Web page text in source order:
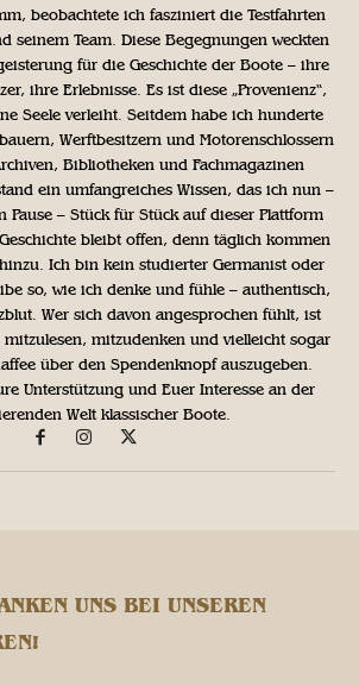
beobachtete ich fasziniert die Testfahrten
seinem Team. Diese Begegnungen weckten
für die Geschichte der Boote – ihre
ihre Erlebnisse. Es ist diese „Provenienz“,
Seele verleiht. Seitdem habe ich hunderte
Werftbesitzern und Motorenschlossern
Bibliotheken und Fachmagazinen
ein umfangreiches Wissen, das ich nun –
Pause – Stück für Stück auf dieser Plattform
bleibt offen, denn täglich kommen
Ich bin kein studierter Germanist oder
so, wie ich denke und fühle – authentisch,
Wer sich davon angesprochen fühlt, ist
mitzudenken und vielleicht sogar
über den Spendenknopf auszugeben.
Unterstützung und Euer Interesse an der
Welt klassischer Boote.
UNS BEI UNSEREN